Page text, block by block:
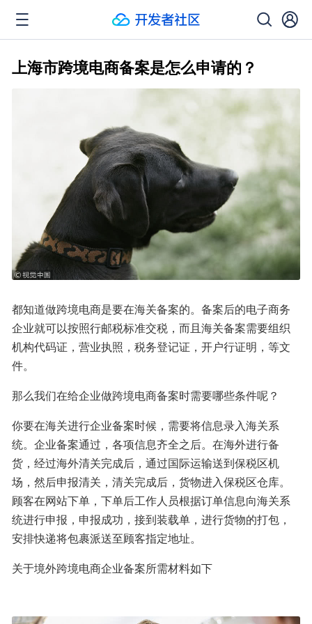
上海市跨境电商备案是怎么申请的？
都知道做跨境电商是要在海关备案的。备案后的电子商务
企业就可以按照行邮税标准交税，而且海关备案需要组织
机构代码证，营业执照，税务登记证，开户行证明，等文
件。
那么我们在给企业做跨境电商备案时需要哪些条件呢？
你要在海关进行企业备案时候，需要将信息录入海关系
统。企业备案通过，各项信息齐全之后。在海外进行备
货，经过海外清关完成后，通过国际运输送到保税区机
场，然后申报清关，清关完成后，货物进入保税区仓库。
顾客在网站下单，下单后工作人员根据订单信息向海关系
统进行申报，申报成功，接到装载单，进行货物的打包，
安排快递将包裹派送至顾客指定地址。
关于境外跨境电商企业备案所需材料如下